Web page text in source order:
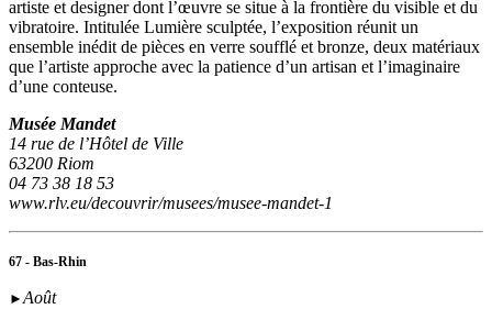
artiste et designer dont l’œuvre se situe à la frontière du visible et du
vibratoire. Intitulée Lumière sculptée, l’exposition réunit un
ensemble inédit de pièces en verre soufflé et bronze, deux matériaux
que l’artiste approche avec la patience d’un artisan et l’imaginaire
d’une conteuse.
Musée Mandet
14 rue de l’Hôtel de Ville
63200 Riom
04 73 38 18 53
www.rlv.eu/decouvrir/musees/musee-mandet-1
67 - Bas-Rhin
►Août